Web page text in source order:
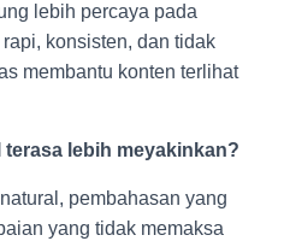
lebih percaya pada
konsisten, dan tidak
membantu konten terlihat
lebih meyakinkan?
pembahasan yang
yang tidak memaksa